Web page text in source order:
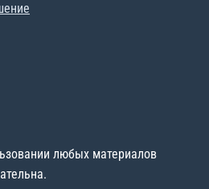
любых материалов